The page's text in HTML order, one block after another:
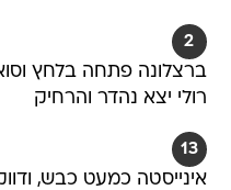
2
ברצלונה פתחה בלחץ
רולי יצא נהדר והרחיק
13
אינייסטה כמעט כבש,